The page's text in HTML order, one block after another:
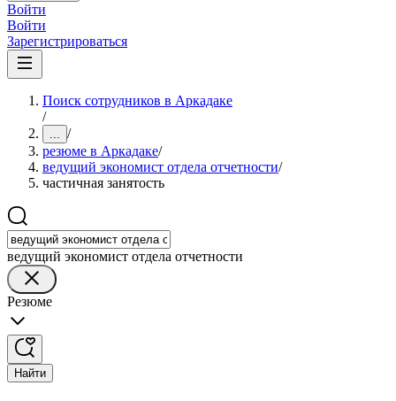
Войти
Войти
Зарегистрироваться
Поиск сотрудников в Аркадаке
/
... /
резюме в Аркадаке/
ведущий экономист отдела отчетности/
частичная занятость
ведущий экономист отдела отчетности
Резюме
Найти